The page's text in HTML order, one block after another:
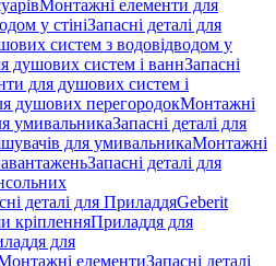
Монтажні елементи для
у стініЗапасні деталі для
систем з водовідводом у
душових систем і ваннЗапасні
для душових систем і
душових перегородокМонтажні
умивальникаЗапасні деталі для
для умивальникаМонтажні
Запасні деталі для
деталі для ПриладдяGeberit
кріпленняПриладдя для
для
елементиЗапасні деталі